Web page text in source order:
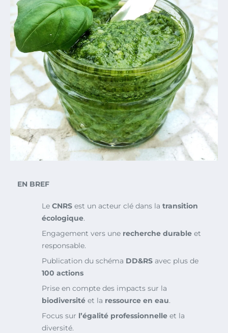
EN BREF
Le CNRS est un acteur clé dans la transition
écologique.
Engagement vers une recherche durable et
responsable.
Publication du schéma DD&RS avec plus de
100 actions
Prise en compte des impacts sur la
biodiversité et la ressource en eau.
Focus sur l’égalité professionnelle et la
diversité.